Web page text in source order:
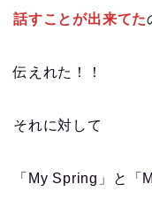
話すことが出来てた
伝えれた！！
それに対して
「My Spring」と「